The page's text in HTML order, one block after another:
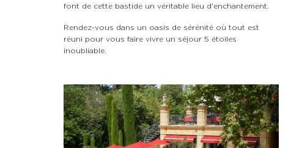
font de cette bastide un véritable lieu d'enchantement.
Rendez-vous dans un oasis de sérénité où tout est
réuni pour vous faire vivre un séjour 5 étoiles
inoubliable.